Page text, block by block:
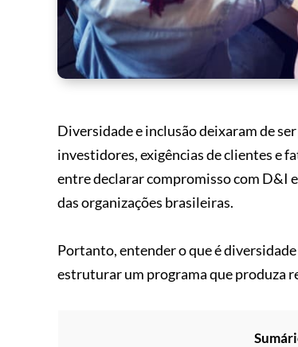
Diversidade e inclusão deixaram de
investidores, exigências de clientes e
entre declarar compromisso com D&I
das organizações brasileiras.
Portanto, entender o que é
estruturar um programa que produza